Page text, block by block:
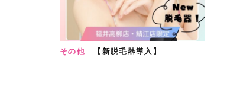
その他 【新脱毛器導入】